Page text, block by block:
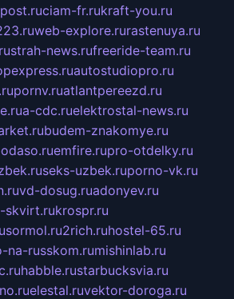
ciam-fr.rukraft-you.ru
web-explore.rurastenuya.ru
strah-news.rufreeride-team.ru
autostudiopro.ru
pornv.ruatlantpereezd.ru
a-cdc.ruelektrostal-news.ru
budem-znakomye.ru
emfire.rupro-otdelky.ru
seks-uzbek.ruporno-vk.ru
vd-dosug.ruadonyev.ru
skvirt.rukrospr.ru
sormol.ru2rich.ruhostel-65.ru
na-russkom.rumishinlab.ru
habble.rustarbucksvia.ru
elestal.ruvektor-doroga.ru